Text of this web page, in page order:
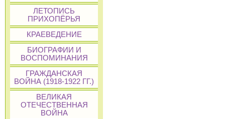
ЛЕТОПИСЬ
ПРИХОПЁРЬЯ
КРАЕВЕДЕНИЕ
БИОГРАФИИ И
ВОСПОМИНАНИЯ
ГРАЖДАНСКАЯ
ВОЙНА (1918-1922 ГГ.)
ВЕЛИКАЯ
ОТЕЧЕСТВЕННАЯ
ВОЙНА